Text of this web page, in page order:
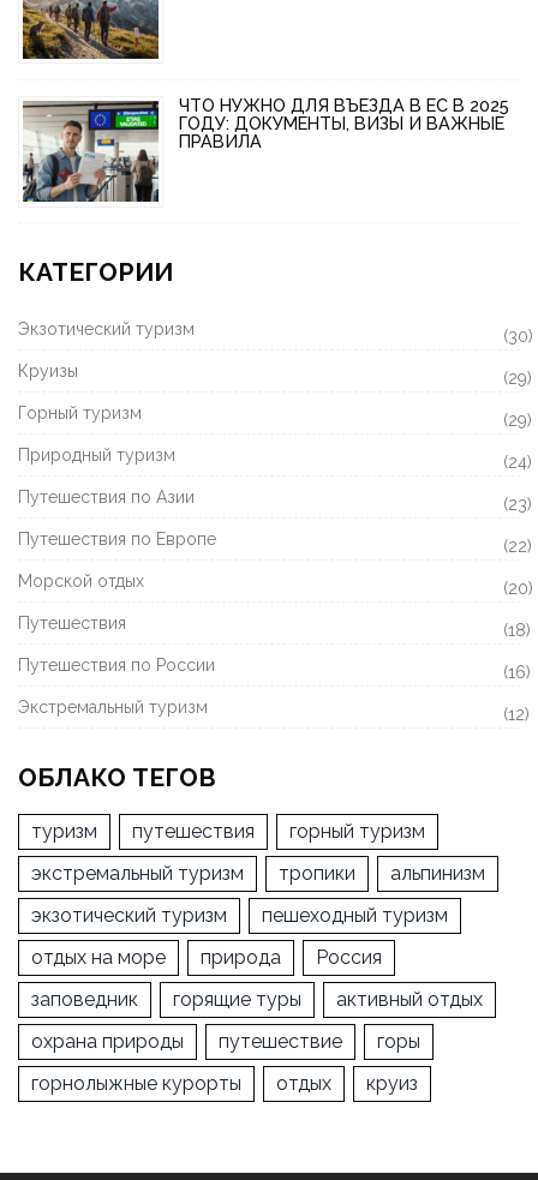
ЧТО НУЖНО ДЛЯ ВЪЕЗДА В ЕС В 2025
ГОДУ: ДОКУМЕНТЫ, ВИЗЫ И ВАЖНЫЕ
ПРАВИЛА
КАТЕГОРИИ
Экзотический туризм
(30)
Круизы
(29)
Горный туризм
(29)
Природный туризм
(24)
Путешествия по Азии
(23)
Путешествия по Европе
(22)
Морской отдых
(20)
Путешествия
(18)
Путешествия по России
(16)
Экстремальный туризм
(12)
ОБЛАКО ТЕГОВ
туризм путешествия
горный туризм
экстремальный туризм
тропики
альпинизм
экзотический туризм
пешеходный туризм
отдых на море
природа
Россия
заповедник
горящие туры
активный отдых
охрана природы
путешествие
горы
горнолыжные курорты
отдых круиз